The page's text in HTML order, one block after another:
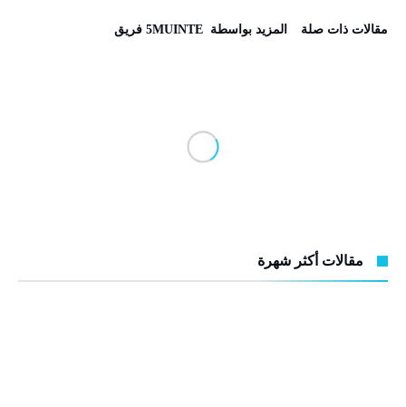
‫مقالات ذات صلة‬ ‫‫المزيد بواسطة‬ ‬ 5MUINTE فريق
مقالات أكثر شهرة